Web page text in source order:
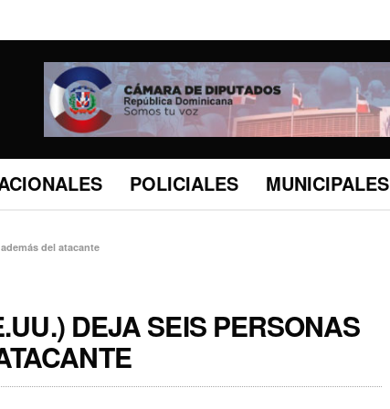
POLICIALES MUNICIPALES
del atacante
DEJA SEIS PERSONAS